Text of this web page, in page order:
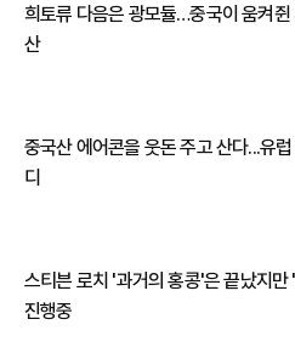
희토류 다음은 광모듈…중국이 움켜쥔
산
중국산 에어콘을 웃돈 주고 산다...유럽
디
스티븐 로치 '과거의 홍콩'은 끝났지만
진행중